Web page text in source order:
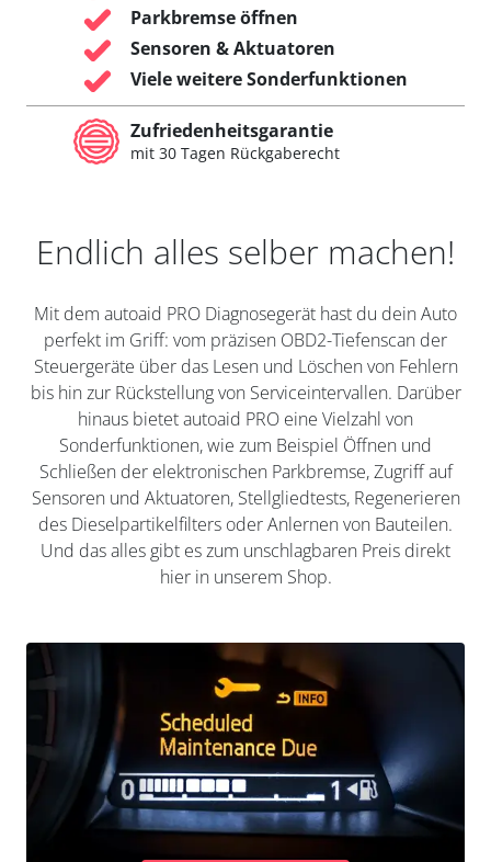
Parkbremse öffnen
Sensoren & Aktuatoren
Viele weitere Sonderfunktionen
Zufriedenheitsgarantie
mit 30 Tagen Rückgaberecht
Endlich alles selber machen!
Mit dem autoaid PRO Diagnosegerät hast du dein Auto
perfekt im Griff: vom präzisen OBD2-Tiefenscan der
Steuergeräte über das Lesen und Löschen von Fehlern
bis hin zur Rückstellung von Serviceintervallen. Darüber
hinaus bietet autoaid PRO eine Vielzahl von
Sonderfunktionen, wie zum Beispiel Öffnen und
Schließen der elektronischen Parkbremse, Zugriff auf
Sensoren und Aktuatoren, Stellgliedtests, Regenerieren
des Dieselpartikelfilters oder Anlernen von Bauteilen.
Und das alles gibt es zum unschlagbaren Preis direkt
hier in unserem Shop.